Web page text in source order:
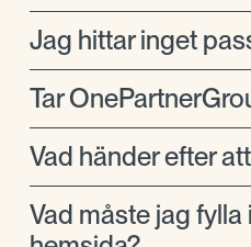
Jag hittar inget
Tar
Vad händer efter
Vad måste jag